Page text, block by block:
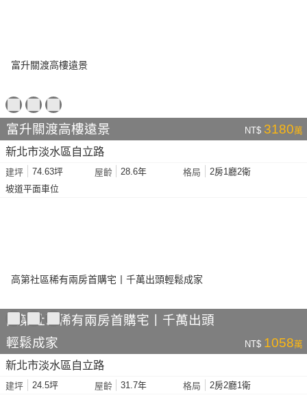
富升關渡高樓遠景 NT$ 3180萬
新北市淡水區自立路
建坪 74.63坪 屋齡 28.6年 格局
2房1廳2衛
坡道平面車位
高第社區稀有兩房首購宅丨千萬出頭
輕鬆成家
NT$ 1058萬
新北市淡水區自立路
建坪 24.5坪 屋齡 31.7年 格局 2房2廳1衛